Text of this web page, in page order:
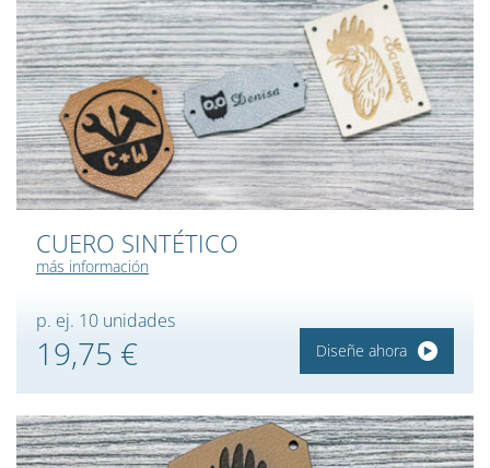
CUERO SINTÉTICO
más información
p. ej. 10 unidades
19,75 € Diseñe ahora